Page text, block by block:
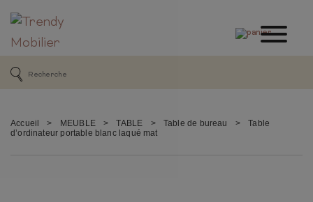
Accueil > MEUBLE > TABLE > Table de bureau >
Table
d’ordinateur portable blanc laqué mat